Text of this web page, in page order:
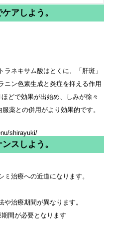
アしよう。
ネキサム酸はとくに、「肝斑」
ニン色素生成と炎症を抑える作用
どで効果が出始め、しみが徐々
薬との併用がより効果的です。
shirayuki/
スしよう。
治療への近道になります。
治療期間が異なります。
期間が必要となります